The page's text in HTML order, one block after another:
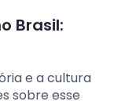
Brasil:
e a cultura
sobre esse